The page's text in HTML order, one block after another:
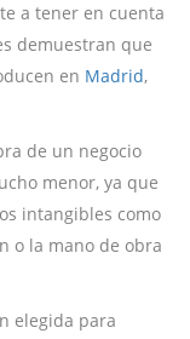
a tener en cuenta
demuestran que
en Madrid,
de un negocio
menor, ya que
intangibles como
o la mano de obra
elegida para